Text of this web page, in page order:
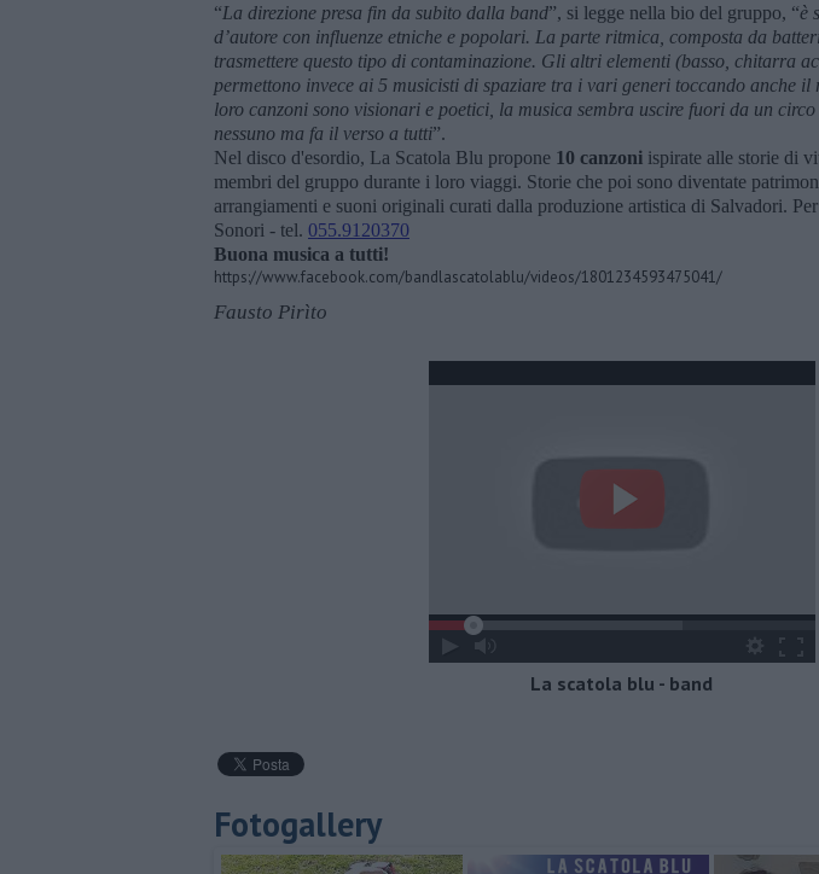
“La direzione presa fin da subito dalla band”, si legge nella bio del gruppo, “è
d’autore con influenze etniche e popolari. La parte ritmica, composta da
trasmettere questo tipo di contaminazione. Gli altri elementi (basso, chitarra
permettono invece ai 5 musicisti di spaziare tra i vari generi toccando anche il
loro canzoni sono visionari e poetici, la musica sembra uscire fuori da un
nessuno ma fa il verso a tutti”.
Nel disco d'esordio, La Scatola Blu propone 10 canzoni ispirate alle storie di
membri del gruppo durante i loro viaggi. Storie che poi sono diventate
arrangiamenti e suoni originali curati dalla produzione artistica di Salvadori.
Sonori - tel. 055.9120370
Buona musica a tutti!
https://www.facebook.com/bandlascatolablu/videos/1801234593475041/
Fausto Pirìto
La scatola blu - band
Fotogallery